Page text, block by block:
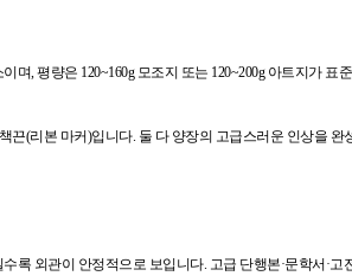
, 평량은 120~160g 모조지 또는 120~200g 아트지가
(리본 마커)입니다. 둘 다 양장의 고급스러운 인상을
외관이 안정적으로 보입니다. 고급 단행본·문학서·